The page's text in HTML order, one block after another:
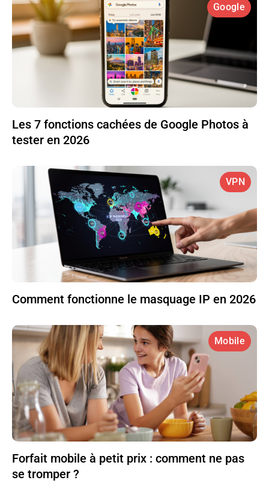
Google
Les 7 fonctions cachées de Google Photos à
tester en 2026
VPN
Comment fonctionne le masquage IP en 2026
Mobile
Forfait mobile à petit prix : comment ne pas
se tromper ?